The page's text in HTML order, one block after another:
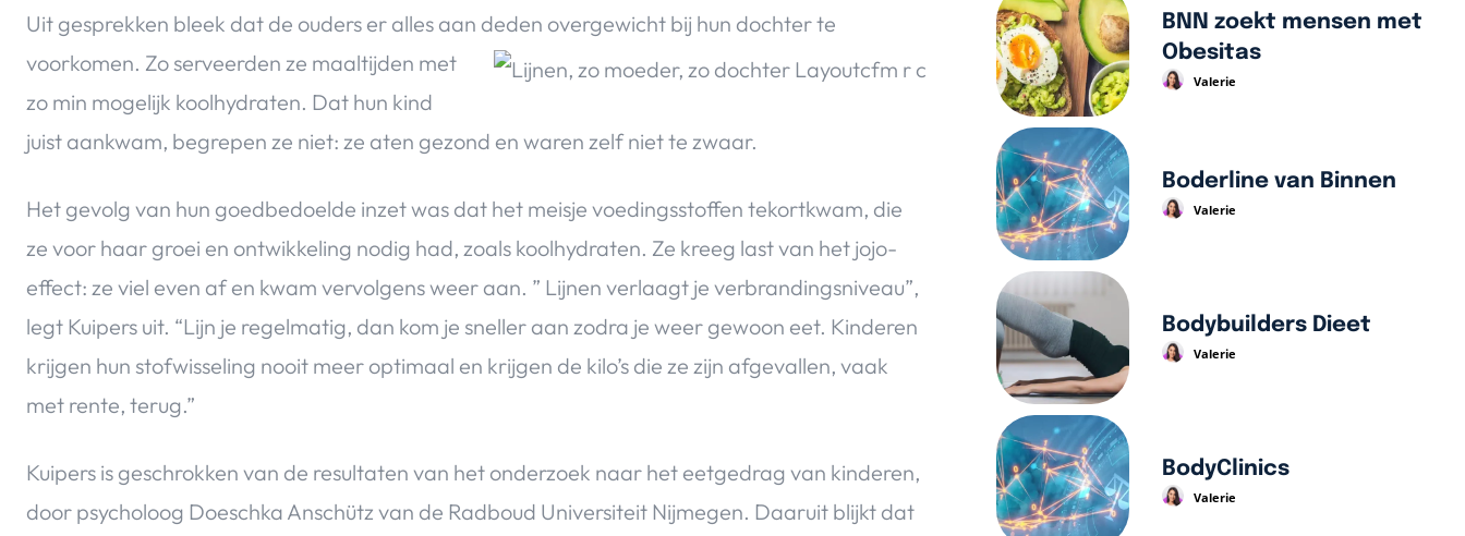
Uit gesprekken bleek dat de ouders er alles aan deden overgewicht bij hun dochter te
voorkomen. Zo serveerden ze maaltijden met
zo min mogelijk koolhydraten. Dat hun kind
juist aankwam, begrepen ze niet: ze aten gezond en waren zelf niet te zwaar.
Het gevolg van hun goedbedoelde inzet was dat het meisje voedingsstoffen tekortkwam, die
ze voor haar groei en ontwikkeling nodig had, zoals koolhydraten. Ze kreeg last van het jojo-
effect: ze viel even af en kwam vervolgens weer aan. ” Lijnen verlaagt je verbrandingsniveau”,
legt Kuipers uit. “Lijn je regelmatig, dan kom je sneller aan zodra je weer gewoon eet. Kinderen
krijgen hun stofwisseling nooit meer optimaal en krijgen de kilo’s die ze zijn afgevallen, vaak
met rente, terug.”
Kuipers is geschrokken van de resultaten van het onderzoek naar het eetgedrag van kinderen,
door psycholoog Doeschka Anschütz van de Radboud Universiteit Nijmegen. Daaruit blijkt dat
BNN zoekt mensen met
Obesitas
Valerie
Boderline van Binnen
Valerie
Bodybuilders Dieet
Valerie
BodyClinics
Valerie